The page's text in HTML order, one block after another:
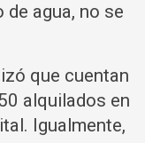
agua, no se
que cuentan
alquilados en
Igualmente,